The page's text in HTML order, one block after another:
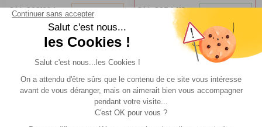
Réf : P001384 DESTOCKAGE
MODÈLE
243,90 €
Réf : P974413 EN STOCK
MODÈLE
199 €
-33%